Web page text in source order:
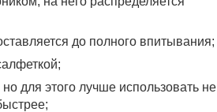
до полного впитывания;
для этого лучше использовать не